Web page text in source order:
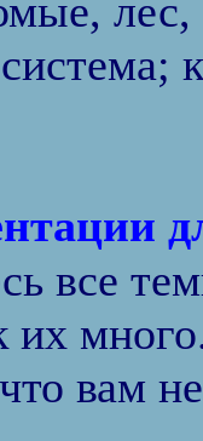
все
их
вам